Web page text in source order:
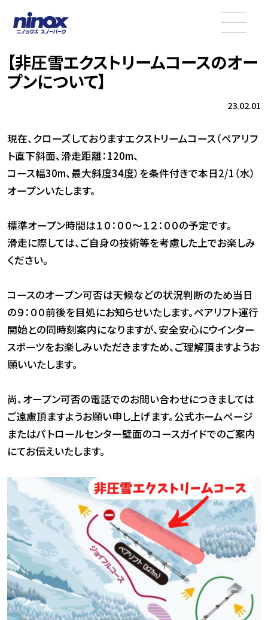
【非圧雪エクストリームコースのオー
プンについて】
23.02.01
現在、クローズしておりますエクストリームコース（ぺアリフ
ト直下斜面、滑走距離：120m、
コース幅30m、最大斜度34度）を条件付きで本日2/1（水）
オープンいたします。
標準オープン時間は１０：００～１２：００の予定です。
滑走に際しては、ご自身の技術等を考慮した上でお楽しみ
ください。
コースのオープン可否は天候などの状況判断のため当日
の９：００前後を目処にお知らせいたします。ペアリフト運行
開始との同時刻案内になりますが、安全安心にウインター
スポーツをお楽しみいただきますため、ご理解頂ますようお
願いいたします。
尚、オープン可否の電話でのお問い合わせにつきましては
ご遠慮頂ますようお願い申し上げます。公式ホームページ
またはパトロールセンター壁面のコースガイドでのご案内
にてお伝えいたします。